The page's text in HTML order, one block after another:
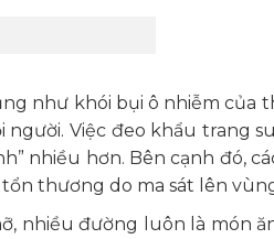
như khói bụi ô nhiễm của
Việc đeo khẩu trang
nhiều hơn. Bên cạnh đó,
thương do ma sát lên
nhiều đường luôn là món